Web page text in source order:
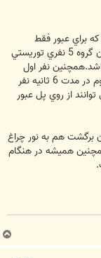
براي عبور فقط
توانايي تحمل و حفظ تعادل خود را براي 2 نفر است. اين گروه 5 نفري توريستي
آن براي فقط 30 ثانيه ميباشد.همچنين نفر اول
ميتواند در مدت 1 ثانيه نفر دوم در مدت 3 ثانيه نفر سوم در مدت 6 ثانيه نفر
پنجم در مدت 12 ثانيه مي توانند از روي پل عبور
برگشت هم به نور چراغ
و همچنين هميشه در هنگام
ب
ا